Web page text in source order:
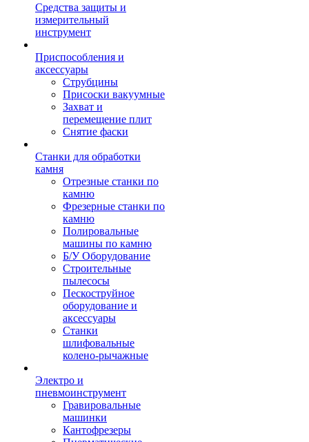
Средства защиты и
измерительный
инструмент
Приспособления и
аксессуары
Струбцины
Присоски вакуумные
Захват и
перемещение плит
Снятие фаски
Станки для обработки
камня
Отрезные станки по
камню
Фрезерные станки по
камню
Полировальные
машины по камню
Б/У Оборудование
Строительные
пылесосы
Пескоструйное
оборудование и
аксессуары
Станки
шлифовальные
колено-рычажные
Электро и
пневмоинструмент
Гравировальные
машинки
Кантофрезеры